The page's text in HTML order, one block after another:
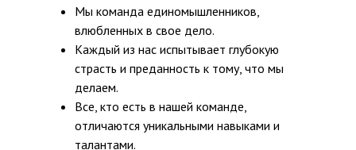
Мы команда единомышленников,
влюбленных в свое дело.
Каждый из нас испытывает глубокую
страсть и преданность к тому, что мы
делаем.
Все, кто есть в нашей команде,
отличаются уникальными навыками и
талантами.